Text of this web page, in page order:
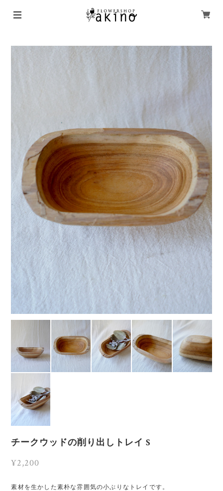
チークウッドの削り出しトレイ S
¥2,200
素材を生かした素朴な雰囲気の小ぶりなトレイです。